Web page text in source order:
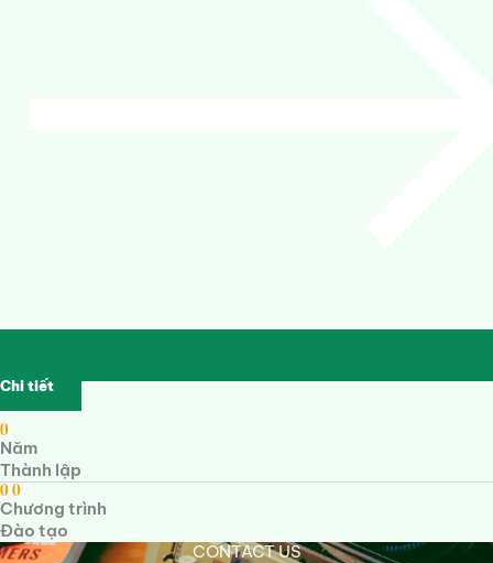
Chi tiết
0
Năm
Thành lập
00
Chương trình
Đào tạo
CONTACT US